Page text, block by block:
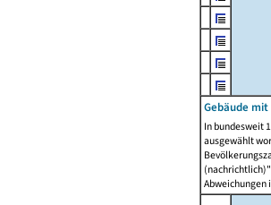
Gebäude mit
In bundesweit
ausgewählt
Abweichungen